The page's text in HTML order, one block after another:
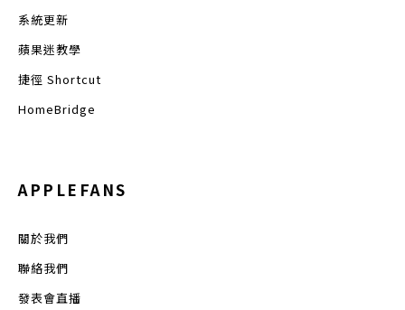
系統更新
蘋果迷教學
捷徑 Shortcut
HomeBridge
APPLEFANS
關於我們
聯絡我們
發表會直播